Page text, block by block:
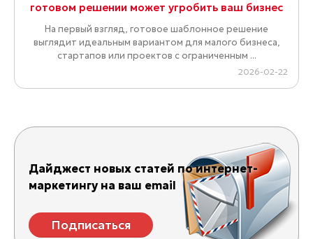
готовом решении может угробить ваш бизнес
На первый взгляд, готовое шаблонное решение
выглядит идеальным вариантом для малого бизнеса,
стартапов или проектов с ограниченным ...
2026-02-22
Дайджест новых статей по интернет-
маркетингу на ваш email
Подписаться